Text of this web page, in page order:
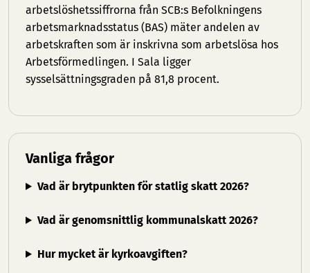
arbetslöshetssiffrorna från SCB:s Befolkningens
arbetsmarknadsstatus (BAS) mäter andelen av
arbetskraften som är inskrivna som arbetslösa hos
Arbetsförmedlingen. I Sala ligger
sysselsättningsgraden på 81,8 procent.
Vanliga frågor
Vad är brytpunkten för statlig skatt 2026?
Vad är genomsnittlig kommunalskatt 2026?
Hur mycket är kyrkoavgiften?